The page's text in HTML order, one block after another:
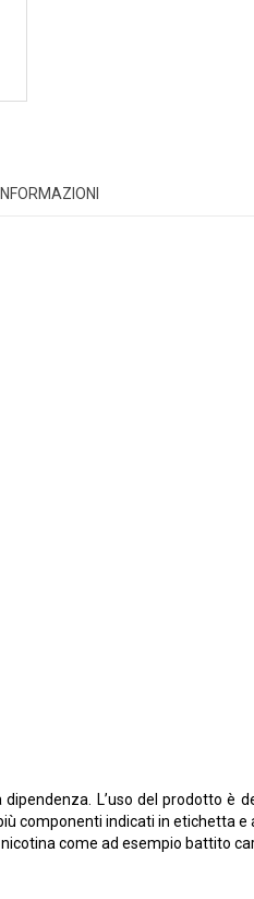
L’uso del prodotto
componenti indicati in etichetta
come ad esempio battito